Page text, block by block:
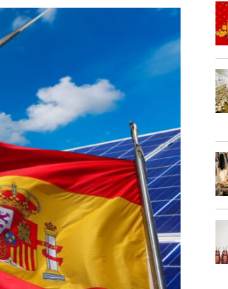
0
2
0
0
9
2
0
1
0
2
0
1
1